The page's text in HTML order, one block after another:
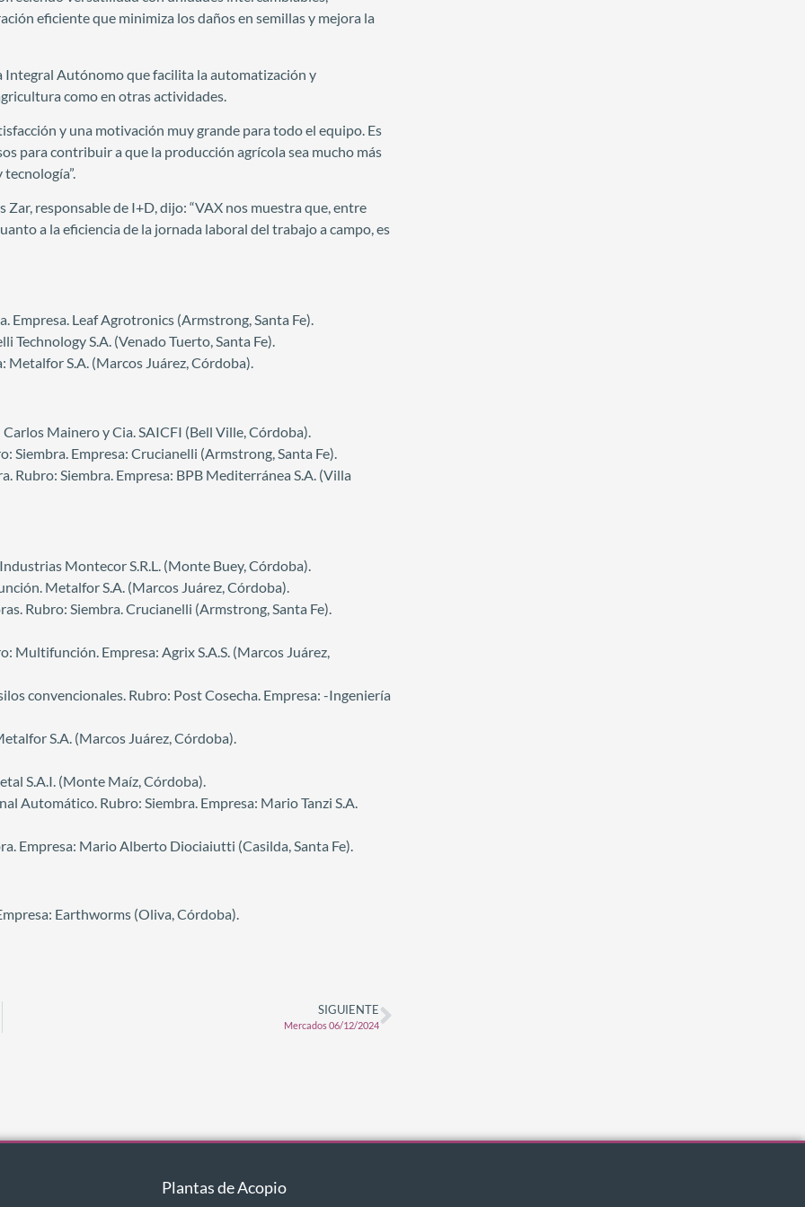
eficiente que minimiza los daños en semillas y mejora la
Integral Autónomo que facilita la automatización y
como en otras actividades.
y una motivación muy grande para todo el equipo. Es
para contribuir a que la producción agrícola sea mucho más
responsable de I+D, dijo: “VAX nos muestra que, entre
a la eficiencia de la jornada laboral del trabajo a campo, es
Empresa. Leaf Agrotronics (Armstrong, Santa Fe).
S.A. (Venado Tuerto, Santa Fe).
S.A. (Marcos Juárez, Córdoba).
Mainero y Cia. SAICFI (Bell Ville, Córdoba).
Siembra. Empresa: Crucianelli (Armstrong, Santa Fe).
Rubro: Siembra. Empresa: BPB Mediterránea S.A. (Villa
Montecor S.R.L. (Monte Buey, Córdoba).
Metalfor S.A. (Marcos Juárez, Córdoba).
Rubro: Siembra. Crucianelli (Armstrong, Santa Fe).
Multifunción. Empresa: Agrix S.A.S. (Marcos Juárez,
convencionales. Rubro: Post Cosecha. Empresa: -Ingeniería
S.A. (Marcos Juárez, Córdoba).
S.A.I. (Monte Maíz, Córdoba).
Automático. Rubro: Siembra. Empresa: Mario Tanzi S.A.
Empresa: Mario Alberto Diociaiutti (Casilda, Santa Fe).
Earthworms (Oliva, Córdoba).
SIGUIENTE
Mercados 06/12/2024
Plantas de Acopio